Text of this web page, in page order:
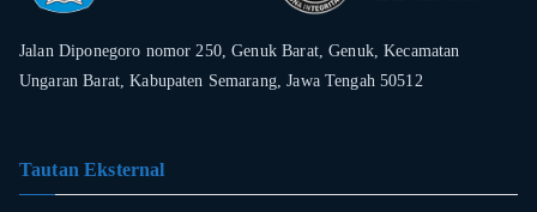
Jalan Diponegoro nomor 250, Genuk Barat, Genuk, Kecamatan
Ungaran Barat, Kabupaten Semarang, Jawa Tengah 50512
Tautan Eksternal